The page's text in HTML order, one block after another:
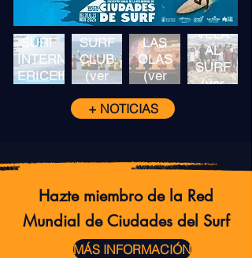
MEDICINA
DEL
SURF
INTERNACIONAL
ERICEIRA
VIANA
SURF
CLUB
(ver
SALVA
LAS
OLAS
(ver
DE LA
VELA
AL
SURF
(ver
+ NOTICIAS
Hazte miembro de la Red
Mundial de Ciudades del Surf
MÁS INFORMACIÓN